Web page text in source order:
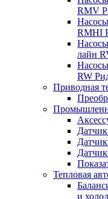
RMV
RMHI
лайн
RW
Приводная
Тепловая
и